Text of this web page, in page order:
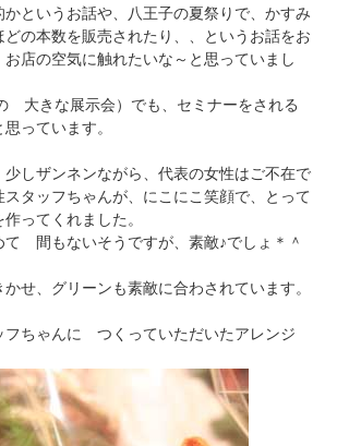
というお話や、八王子の夏祭りで、かすみ
の本数を販売されたり、、というお話をお
店の空気に触れたいな～と思っていまし
大きな展示会）でも、セミナーをされる
っています。
しザンネンながら、代表の女性はご不在で
スタッフちゃんが、にこにこ笑顔で、とって
ってくれました。
て 間もないそうですが、素敵♪でしょ＊＾
せ、グリーンも素敵に合わされています。
フちゃんに つくっていただいたアレンジ